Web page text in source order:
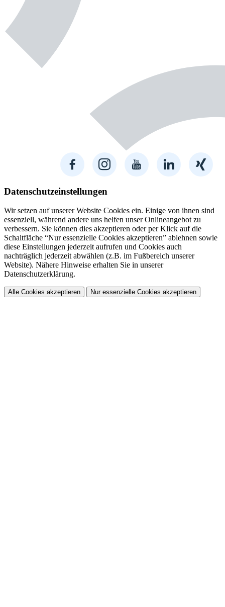
Datenschutzeinstellungen
Wir setzen auf unserer Website Cookies ein. Einige von ihnen sind
essenziell, während andere uns helfen unser Onlineangebot zu
verbessern. Sie können dies akzeptieren oder per Klick auf die
Schaltfläche “Nur essenzielle Cookies akzeptieren” ablehnen sowie
diese Einstellungen jederzeit aufrufen und Cookies auch
nachträglich jederzeit abwählen (z.B. im Fußbereich unserer
Website). Nähere Hinweise erhalten Sie in unserer
Datenschutzerklärung.
Alle Cookies akzeptieren Nur essenzielle Cookies akzeptieren